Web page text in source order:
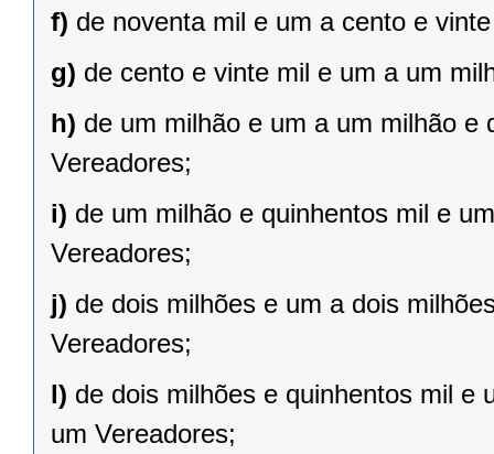
f) de noventa mil e um a cento e
g) de cento e vinte mil e um a um
h) de um milhão e um a um milhão e
Vereadores;
i) de um milhão e quinhentos mil e
Vereadores;
j) de dois milhões e um a dois
Vereadores;
l) de dois milhões e quinhentos mil e
um Vereadores;